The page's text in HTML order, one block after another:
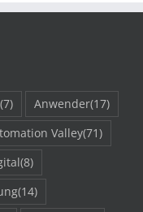
(7) Anwender(17)
Valley(71)
(8)
(14)